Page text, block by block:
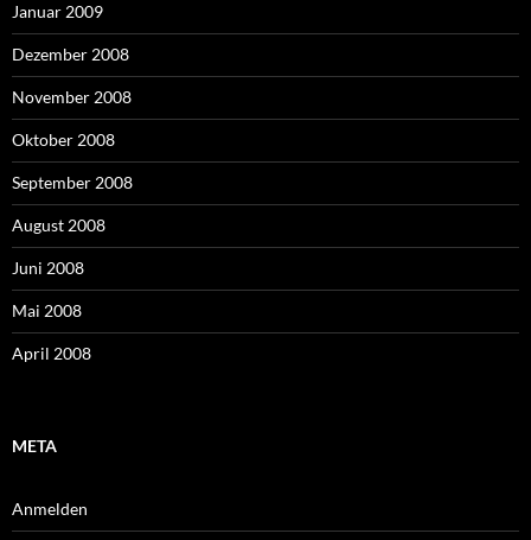
Januar 2009
Dezember 2008
November 2008
Oktober 2008
September 2008
August 2008
Juni 2008
Mai 2008
April 2008
META
Anmelden